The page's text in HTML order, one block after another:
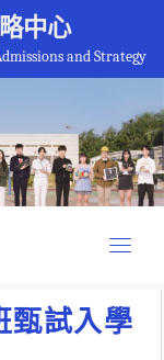
中心
and Strategy
甄試入學